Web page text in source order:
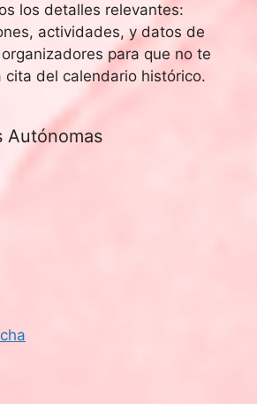
los detalles relevantes:
actividades, y datos de
para que no te
cita del calendario histórico.
Autónomas